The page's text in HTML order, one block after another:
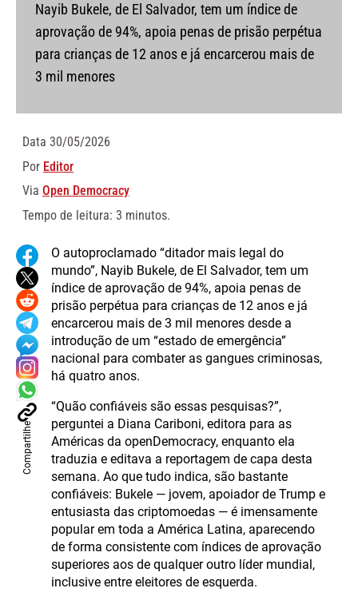
Nayib Bukele, de El Salvador, tem um índice de
aprovação de 94%, apoia penas de prisão perpétua
para crianças de 12 anos e já encarcerou mais de
3 mil menores
Data 30/05/2026
Por Editor
Via Open Democracy
Tempo de leitura: 3 minutos.
Compartilhe
O autoproclamado “ditador mais legal do
mundo”, Nayib Bukele, de El Salvador, tem um
índice de aprovação de 94%, apoia penas de
prisão perpétua para crianças de 12 anos e já
encarcerou mais de 3 mil menores desde a
introdução de um “estado de emergência”
nacional para combater as gangues criminosas,
há quatro anos.
“Quão confiáveis são essas pesquisas?”,
perguntei a Diana Cariboni, editora para as
Américas da openDemocracy, enquanto ela
traduzia e editava a reportagem de capa desta
semana. Ao que tudo indica, são bastante
confiáveis: Bukele — jovem, apoiador de Trump e
entusiasta das criptomoedas — é imensamente
popular em toda a América Latina, aparecendo
de forma consistente com índices de aprovação
superiores aos de qualquer outro líder mundial,
inclusive entre eleitores de esquerda.